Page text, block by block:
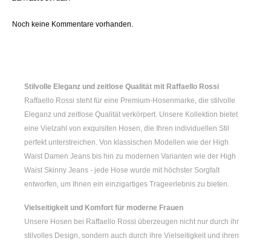
Noch keine Kommentare vorhanden.
Stilvolle Eleganz und zeitlose Qualität mit Raffaello Rossi
Raffaello Rossi steht für eine Premium-Hosenmarke, die stilvolle
Eleganz und zeitlose Qualität verkörpert. Unsere Kollektion bietet
eine Vielzahl von exquisiten Hosen, die Ihren individuellen Stil
perfekt unterstreichen. Von klassischen Modellen wie der High
Waist Damen Jeans bis hin zu modernen Varianten wie der High
Waist Skinny Jeans - jede Hose wurde mit höchster Sorgfalt
entworfen, um Ihnen ein einzigartiges Trageerlebnis zu bieten.
Vielseitigkeit und Komfort für moderne Frauen
Unsere Hosen bei Raffaello Rossi überzeugen nicht nur durch ihr
stilvolles Design, sondern auch durch ihre Vielseitigkeit und ihren